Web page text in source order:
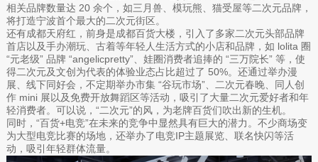
相关品牌数量达 20 余个，如三月兽、模玩熊、猫受屋等二次元品牌，
将打造宁波首个最大的二次元街区。
还有成都天府红，前身是成都百货大楼，引入了多家二次元头部品牌
首店以及手办潮玩、古着等年轻人生活方式的小店和品牌，如 lolita 圈
“元老级” 品牌 “angelicpretty”、娃圈消费者追捧的 “三万院长” 等，使
得二次元及文创为代表的体验业态占比超过了 50%。还通过举办漫
展、线下同好会，不定期举办市集 “谷玩市场”、二次元春晚、同人创
作 mini 展以及免费开放舞蹈区等活动，吸引了大量二次元爱好者和年
轻消费者。可以说，“二次元”的风，为老牌百货们吹出新的生机。
同时，“百货+电竞”在未来的竞争中显然具有巨大的潜力。不少商场变
为大型电竞比赛的场地，还举办了电竞IP主题展览、联名快闪等活
动，吸引年轻群体流量。